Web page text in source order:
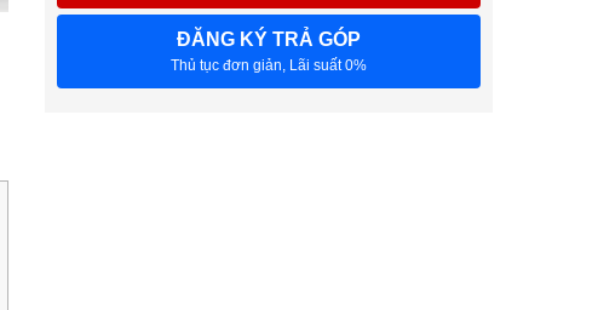
ĐĂNG KÝ TRẢ GÓP
Thủ tục đơn giản, Lãi suất 0%